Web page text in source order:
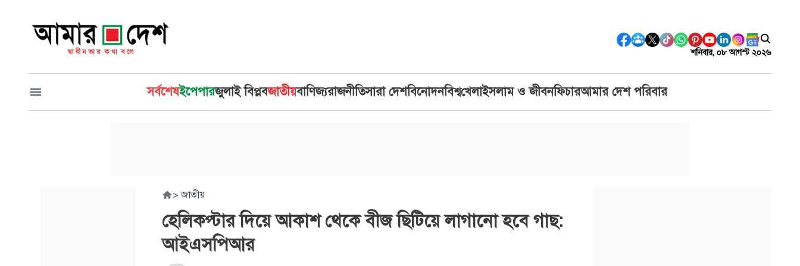
শনিবার, ০৮ আগস্ট ২০২৬
সর্বশেষইপেপারজুলাই বিপ্লবজাতীয়বাণিজ্যরাজনীতিসারা দেশবিনোদনবিশ্বখেলাইসলাম ও জীবনফিচারআমার দেশ পরিবার
> জাতীয়
হেলিকপ্টার দিয়ে আকাশ থেকে বীজ ছিটিয়ে লাগানো হবে গাছ:
আইএসপিআর